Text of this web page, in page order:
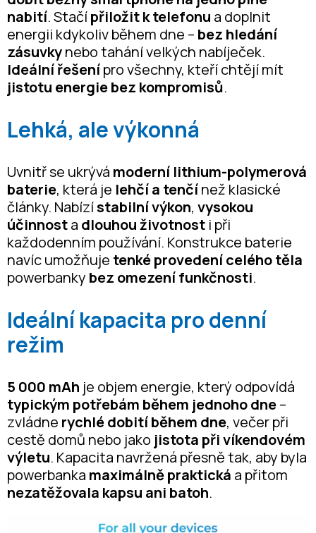
nabití. Stačípřiložit k telefonu a doplnit
energii kdykoliv během dne – bez hledání
zásuvkynebo tahání velkých nabíječek.
Ideální řešenípro všechny, kteří chtějí mít
jistotu energie bez kompromisů.
Lehká, ale výkonná
Uvnitř se ukrývá moderní lithium-polymerová
baterie, která je lehčí a tenčínež klasické
články. Nabízístabilní výkon, vysokou
účinnosta dlouhou životnost i při
každodenním používání. Konstrukce baterie
navíc umožňuje tenké provedení celého těla
powerbanky bez omezení funkčnosti.
Ideální kapacita pro denní
režim
5 000 mAh je objem energie, který odpovídá
typickým potřebám během jednoho dne–
zvládne rychlé dobití během dne, večer při
cestě domů nebo jako jistota při víkendovém
výletu. Kapacita navržená přesně tak, aby byla
powerbanka maximálně praktická a přitom
nezatěžovala kapsu ani batoh.